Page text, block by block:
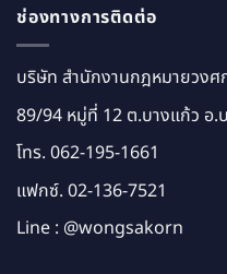
ช่องทางการติดต่อ
บริษัท สำนักงานกฎหมายวง
89/94 หมู่ที่ 12 ต.บางแก้ว อ.
โทร. 062-195-1661
แฟกซ์. 02-136-7521
Line : @wongsakorn